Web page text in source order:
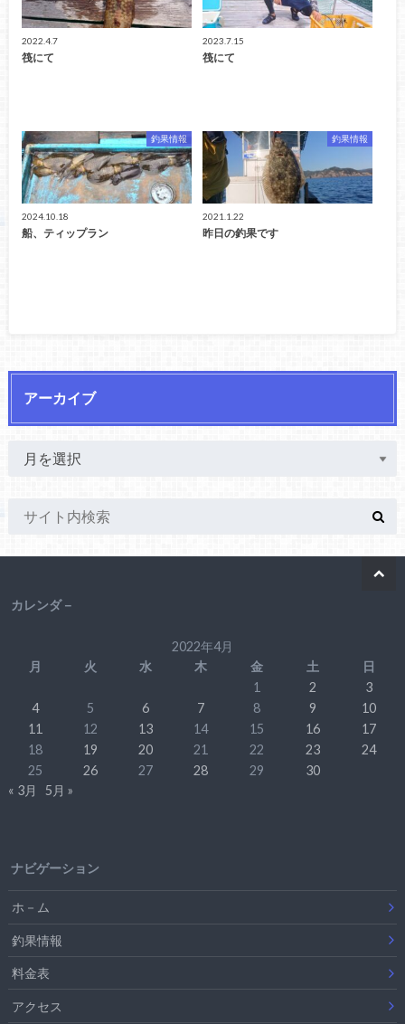
2022.4.7
筏にて
2023.7.15
筏にて
釣果情報
2024.10.18
船、ティップラン
釣果情報
2021.1.22
昨日の釣果です
アーカイブ
カレンダ－
2022年4月
月
火 水 木 金 土
日
1
2
3
4
5 6 7 8 9
10
11
12 13 14 15 16
17
18
19 20 21 22 23
24
25
26 27 28 29
30
« 3月
5月 »
ナビゲーション
ホ－ム
釣果情報
料金表
アクセス